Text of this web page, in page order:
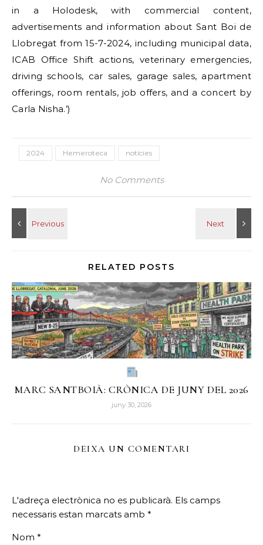
in a Holodesk, with commercial content,
advertisements and information about Sant Boi de
Llobregat from 15-7-2024, including municipal data,
ICAB Office Shift actions, veterinary emergencies,
driving schools, car sales, garage sales, apartment
offerings, room rentals, job offers, and a concert by
Carla Nisha.’)
2024 Hemeroteca notícies
No Comments
RELATED POSTS
MARC SANTBOIÀ: CRÒNICA DE JUNY DEL 2026
juny 30, 2026
DEIXA UN COMENTARI
L'adreça electrònica no es publicarà. Els camps
necessaris estan marcats amb *
Nom *